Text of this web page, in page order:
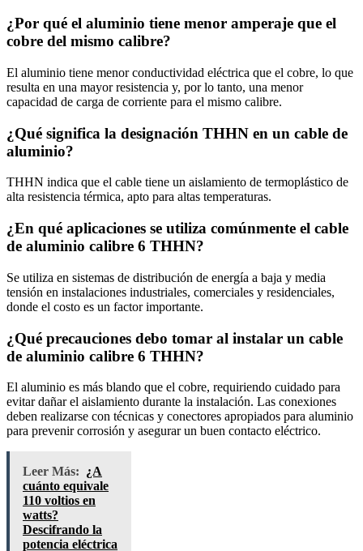
¿Por qué el aluminio tiene menor amperaje que el
cobre del mismo calibre?
El aluminio tiene menor conductividad eléctrica que el cobre, lo que
resulta en una mayor resistencia y, por lo tanto, una menor
capacidad de carga de corriente para el mismo calibre.
¿Qué significa la designación THHN en un cable de
aluminio?
THHN indica que el cable tiene un aislamiento de termoplástico de
alta resistencia térmica, apto para altas temperaturas.
¿En qué aplicaciones se utiliza comúnmente el cable
de aluminio calibre 6 THHN?
Se utiliza en sistemas de distribución de energía a baja y media
tensión en instalaciones industriales, comerciales y residenciales,
donde el costo es un factor importante.
¿Qué precauciones debo tomar al instalar un cable
de aluminio calibre 6 THHN?
El aluminio es más blando que el cobre, requiriendo cuidado para
evitar dañar el aislamiento durante la instalación. Las conexiones
deben realizarse con técnicas y conectores apropiados para aluminio
para prevenir corrosión y asegurar un buen contacto eléctrico.
Leer Más: ¿A
cuánto equivale
110 voltios en
watts?
Descifrando la
potencia eléctrica